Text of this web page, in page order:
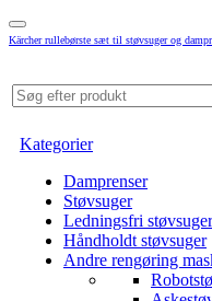
Kärcher rullebørste sæt til støvsuger og
Kategorier
Damprenser
Støvsuger
Ledningsfri støvsuger
Håndholdt støvsuger
Andre rengøring